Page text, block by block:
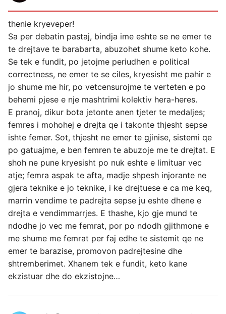
thenie kryeveper!
Sa per debatin pastaj, bindja ime eshte se ne emer te
te drejtave te barabarta, abuzohet shume keto kohe.
Se tek e fundit, po jetojme periudhen e political
correctness, ne emer te se ciles, kryesisht me pahir e
jo shume me hir, po vetcensurojme te verteten e po
behemi pjese e nje mashtrimi kolektiv hera-heres.
E pranoj, dikur bota jetonte anen tjeter te medaljes;
femres i mohohej e drejta qe i takonte thjesht sepse
ishte femer. Sot, thjesht ne emer te gjinise, sistemi qe
po gatuajme, e ben femren te abuzoje me te drejtat. E
shoh ne pune kryesisht po nuk eshte e limituar vec
atje; femra aspak te afta, madje shpesh injorante ne
gjera teknike e jo teknike, i ke drejtuese e ca me keq,
marrin vendime te padrejta sepse ju eshte dhene e
drejta e vendimmarrjes. E thashe, kjo gje mund te
ndodhe jo vec me femrat, por po ndodh gjithmone e
me shume me femrat per faj edhe te sistemit qe ne
emer te barazise, promovon padrejtesine dhe
shtremberimet. Xhanem tek e fundit, keto kane
ekzistuar dhe do ekzistojne…